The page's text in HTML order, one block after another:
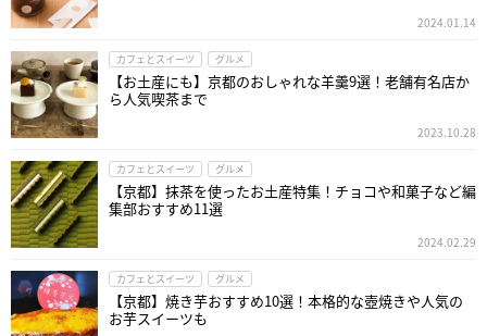
2024.01.14
カフェとスイーツ グルメ
【お土産にも】京都のおしゃれな羊羹9選！老舗有名店か
ら人気喫茶まで
2023.10.28
カフェとスイーツ グルメ
【京都】抹茶を使ったお土産特集！チョコや和菓子など編
集部おすすめ11選
2024.02.29
カフェとスイーツ グルメ
【京都】焼き芋おすすめ10選！本格的な壺焼きや人気の
お芋スイーツも